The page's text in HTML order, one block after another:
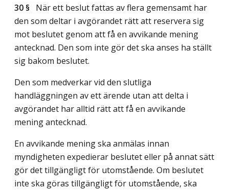
30 § När ett beslut fattas av flera gemensamt har
den som deltar i avgörandet rätt att reservera sig
mot beslutet genom att få en avvikande mening
antecknad. Den som inte gör det ska anses ha ställt
sig bakom beslutet.
Den som medverkar vid den slutliga
handläggningen av ett ärende utan att delta i
avgörandet har alltid rätt att få en avvikande
mening antecknad.
En avvikande mening ska anmälas innan
myndigheten expedierar beslutet eller på annat sätt
gör det tillgängligt för utomstående. Om beslutet
inte ska göras tillgängligt för utomstående, ska